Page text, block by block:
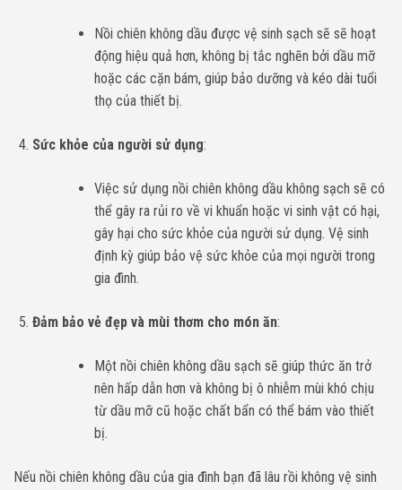
Nồi chiên không dầu được vệ sinh sạch sẽ sẽ hoạt
động hiệu quả hơn, không bị tắc nghẽn bởi dầu mỡ
hoặc các cặn bám, giúp bảo dưỡng và kéo dài tuổi
thọ của thiết bị.
Sức khỏe của người sử dụng:
Việc sử dụng nồi chiên không dầu không sạch sẽ có
thể gây ra rủi ro về vi khuẩn hoặc vi sinh vật có hại,
gây hại cho sức khỏe của người sử dụng. Vệ sinh
định kỳ giúp bảo vệ sức khỏe của mọi người trong
gia đình.
Đảm bảo vẻ đẹp và mùi thơm cho món ăn:
Một nồi chiên không dầu sạch sẽ giúp thức ăn trở
nên hấp dẫn hơn và không bị ô nhiễm mùi khó chịu
từ dầu mỡ cũ hoặc chất bẩn có thể bám vào thiết
bị.
Nếu nồi chiên không dầu của gia đình bạn đã lâu rồi không vệ sinh